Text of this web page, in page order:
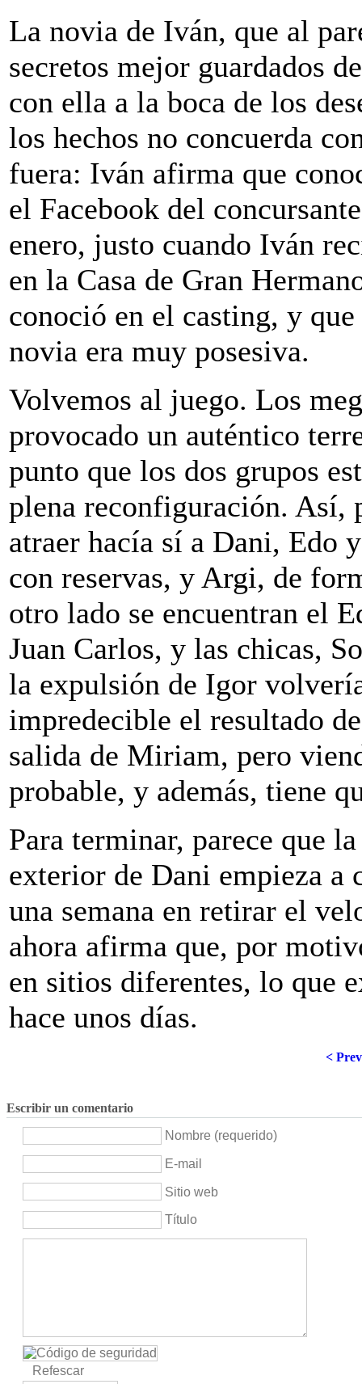
La novia de Iván, que al
secretos mejor guardados
con ella a la boca de los
los hechos no concuerda
fuera: Iván afirma que
el Facebook del
enero, justo cuando Iván
en la Casa de Gran
conoció en el casting, y
novia era muy posesiva.
Volvemos al juego. Los
provocado un auténtico
punto que los dos grupos
plena reconfiguración. Así,
atraer hacía sí a Dani, Edo
con reservas, y Argi, de
otro lado se encuentran el
Juan Carlos, y las chicas,
la expulsión de Igor
impredecible el resultado
salida de Miriam, pero
probable, y además, tiene
Para terminar, parece que
exterior de Dani empieza a
una semana en retirar el
ahora afirma que, por
en sitios diferentes, lo que
hace unos días.
< Prev
Escribir un comentario
Nombre (requerido)
E-mail
Sitio web
Título
Refescar